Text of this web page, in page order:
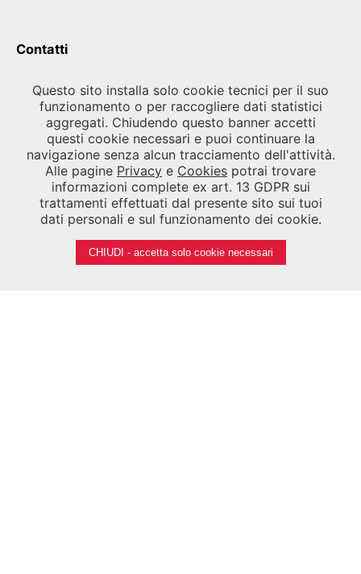
Contatti
VIA DELLE INDUSTRIE 23/9, 30175
PORTO MARGHERA, VENEZIA
041 5218700/041 5218790
Fax041 5218747
segreteria.asac@labiennale.org-
consultazione.asac@labiennale.org
BIBLIOTECA DELLA BIENNALE
CALLE PALUDO SANT'ANTONIO, 30122 VENEZIA
Questo sito installa solo cookie tecnici per il suo
funzionamento o per raccogliere dati statistici
aggregati. Chiudendo questo banner accetti
questi cookie necessari e puoi continuare la
navigazione senza alcun tracciamento dell'attività.
Alle pagine Privacy e Cookies potrai trovare
informazioni complete ex art. 13 GDPR sui
trattamenti effettuati dal presente sito sui tuoi
dati personali e sul funzionamento dei cookie.
CHIUDI - accetta solo cookie necessari